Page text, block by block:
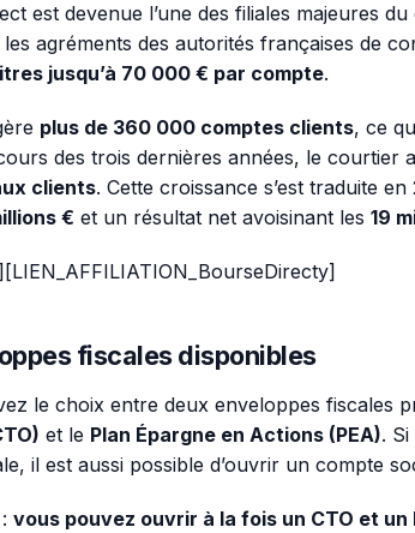
est devenue l’une des filiales majeures
les agréments des autorités françaises de
jusqu’à 70 000 € par compte.
plus de 360 000 comptes clients, ce
des trois dernières années, le courtier
clients. Cette croissance s’est traduite
€ et un résultat net avoisinant les 19
fiscales disponibles
le choix entre deux enveloppes fiscales
et le Plan Épargne en Actions (PEA).
il est aussi possible d’ouvrir un compte
vous pouvez ouvrir à la fois un CTO et un